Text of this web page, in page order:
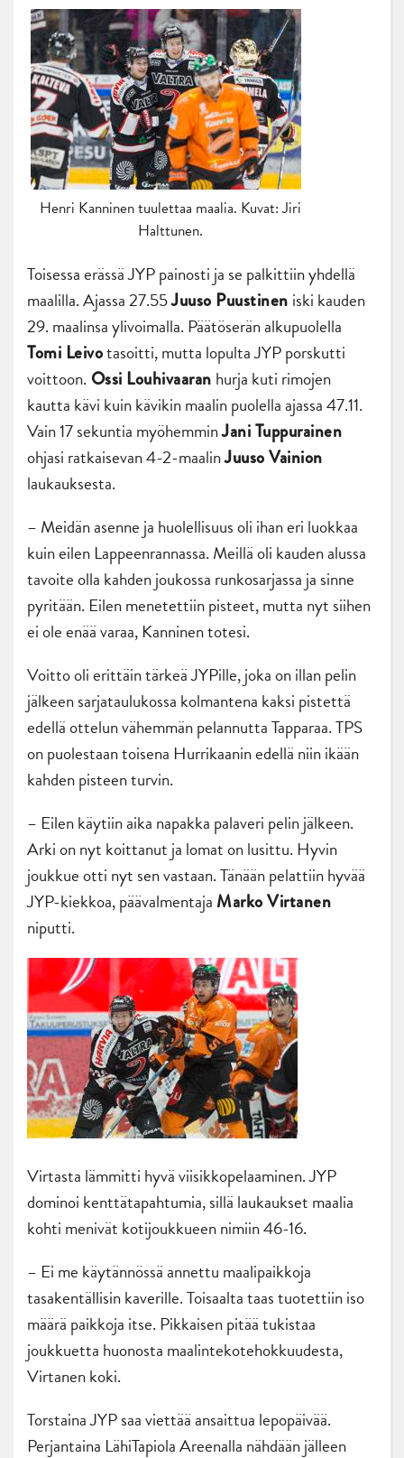
Henri Kanninen tuulettaa maalia. Kuvat: Jiri
Halttunen.
Toisessa erässä JYP painosti ja se palkittiin yhdellä
maalilla. Ajassa 27.55Juuso Puustinen iski kauden
29. maalinsa ylivoimalla. Päätöserän alkupuolella
Tomi Leivotasoitti, mutta lopulta JYP porskutti
voittoon. Ossi Louhivaaran hurja kuti rimojen
kautta kävi kuin kävikin maalin puolella ajassa 47.11.
Vain 17 sekuntia myöhemminJani Tuppurainen
ohjasi ratkaisevan 4-2-maalinJuuso Vainion
laukauksesta.
– Meidän asenne ja huolellisuus oli ihan eri luokkaa
kuin eilen Lappeenrannassa. Meillä oli kauden alussa
tavoite olla kahden joukossa runkosarjassa ja sinne
pyritään. Eilen menetettiin pisteet, mutta nyt siihen
ei ole enää varaa, Kanninen totesi.
Voitto oli erittäin tärkeä JYPille, joka on illan pelin
jälkeen sarjataulukossa kolmantena kaksi pistettä
edellä ottelun vähemmän pelannutta Tapparaa. TPS
on puolestaan toisena Hurrikaanin edellä niin ikään
kahden pisteen turvin.
– Eilen käytiin aika napakka palaveri pelin jälkeen.
Arki on nyt koittanut ja lomat on lusittu. Hyvin
joukkue otti nyt sen vastaan. Tänään pelattiin hyvää
JYP-kiekkoa, päävalmentaja Marko Virtanen
niputti.
Virtasta lämmitti hyvä viisikkopelaaminen. JYP
dominoi kenttätapahtumia, sillä laukaukset maalia
kohti menivät kotijoukkueen nimiin 46-16.
– Ei me käytännössä annettu maalipaikkoja
tasakentällisin kaverille. Toisaalta taas tuotettiin iso
määrä paikkoja itse. Pikkaisen pitää tukistaa
joukkuetta huonosta maalintekotehokkuudesta,
Virtanen koki.
Torstaina JYP saa viettää ansaittua lepopäivää.
Perjantaina LähiTapiola Areenalla nähdään jälleen